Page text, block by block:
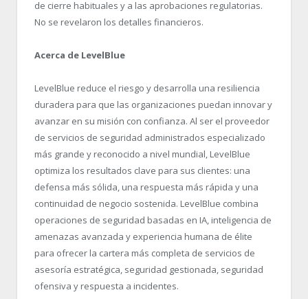
de cierre habituales y a las aprobaciones regulatorias.
No se revelaron los detalles financieros.
Acerca de LevelBlue
LevelBlue reduce el riesgo y desarrolla una resiliencia
duradera para que las organizaciones puedan innovar y
avanzar en su misión con confianza. Al ser el proveedor
de servicios de seguridad administrados especializado
más grande y reconocido a nivel mundial, LevelBlue
optimiza los resultados clave para sus clientes: una
defensa más sólida, una respuesta más rápida y una
continuidad de negocio sostenida. LevelBlue combina
operaciones de seguridad basadas en IA, inteligencia de
amenazas avanzada y experiencia humana de élite
para ofrecer la cartera más completa de servicios de
asesoría estratégica, seguridad gestionada, seguridad
ofensiva y respuesta a incidentes.